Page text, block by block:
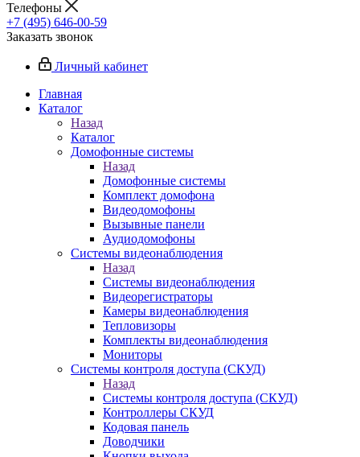
Телефоны
+7 (495) 646-00-59
Заказать звонок
Личный кабинет
Главная
Каталог
Назад
Каталог
Домофонные системы
Назад
Домофонные системы
Комплект домофона
Видеодомофоны
Вызывные панели
Аудиодомофоны
Системы видеонаблюдения
Назад
Системы видеонаблюдения
Видеорегистраторы
Камеры видеонаблюдения
Тепловизоры
Комплекты видеонаблюдения
Мониторы
Системы контроля доступа (СКУД)
Назад
Системы контроля доступа (СКУД)
Контроллеры СКУД
Кодовая панель
Доводчики